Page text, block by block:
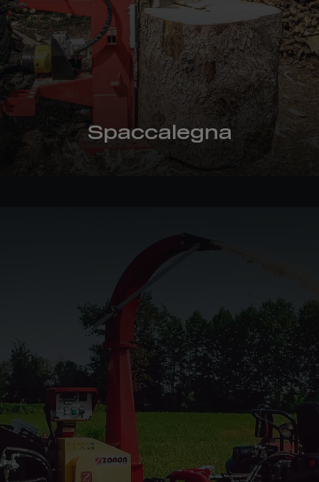
Spaccalegna